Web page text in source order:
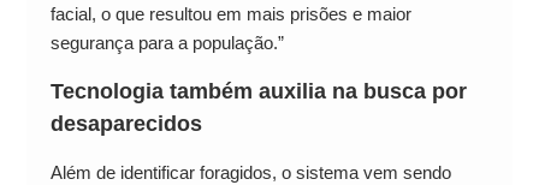
facial, o que resultou em mais prisões e maior
segurança para a população.”
Tecnologia também auxilia na busca por
desaparecidos
Além de identificar foragidos, o sistema vem sendo